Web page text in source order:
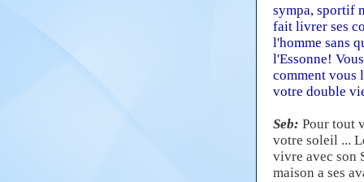
sympa, sportif
fait livrer ses
l'homme sans
l'Essonne!
comment vous
votre double
Seb: Pour tout
votre soleil ...
vivre avec son
maison a ses